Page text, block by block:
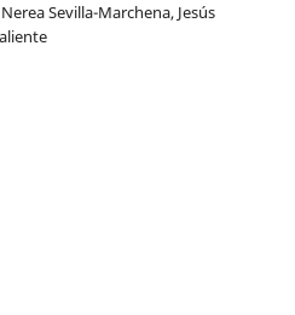
Sevilla-Marchena, Jesús